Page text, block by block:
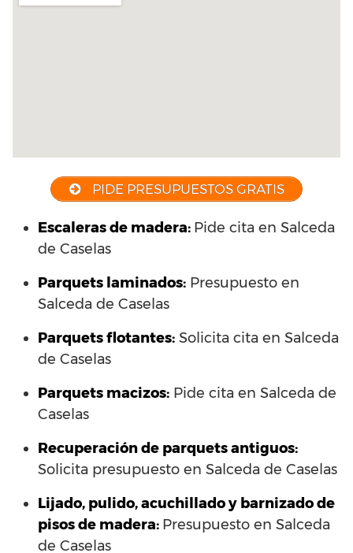
PIDE PRESUPUESTOS GRATIS
Escaleras de madera: Pide cita en Salceda
de Caselas
Parquets laminados: Presupuesto en
Salceda de Caselas
Parquets flotantes: Solicita cita en Salceda
de Caselas
Parquets macizos: Pide cita en Salceda de
Caselas
Recuperación de parquets antiguos:
Solicita presupuesto en Salceda de Caselas
Lijado, pulido, acuchillado y barnizado de
pisos de madera: Presupuesto en Salceda
de Caselas